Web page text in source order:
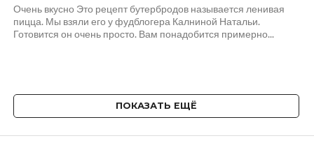
Очень вкусно Это рецепт бутербродов называется ленивая
пицца. Мы взяли его у фудблогера Калниной Натальи.
Готовится он очень просто. Вам понадобится примерно...
ПОКАЗАТЬ ЕЩЁ